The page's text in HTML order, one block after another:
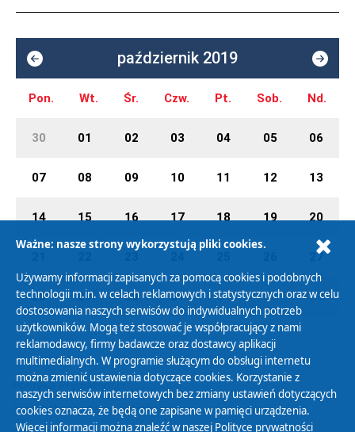
październik 2019
Pon. Wt. Śr. Czw. Pt. Sob. Nd.
30 01 02 03 04 05 06
07 08 09 10 11 12 13
14 15 16 17 18 19 20
27
28 29 30 31 01 02 03
Polityka Prywatności
Zasady korzystania z Serwisu
Ważne: nasze strony wykorzystują pliki cookies.
Używamy informacji zapisanych za pomocą cookies i podobnych
technologii m.in. w celach reklamowych i statystycznych oraz w celu
dostosowania naszych serwisów do indywidualnych potrzeb
użytkowników. Mogą też stosować je współpracujący z nami
reklamodawcy, firmy badawcze oraz dostawcy aplikacji
multimedialnych. W programie służącym do obsługi internetu
można zmienić ustawienia dotyczące cookies. Korzystanie z
naszych serwisów internetowych bez zmiany ustawień dotyczących
cookies oznacza, że będą one zapisane w pamięci urządzenia.
Więcej informacji można znaleźć w naszej Polityce prywatności